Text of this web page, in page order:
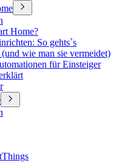
Home?
So gehts`s
wie man sie vermeidet)
für Einsteiger